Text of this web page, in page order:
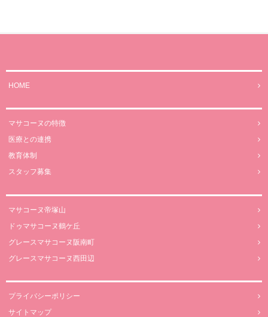
HOME
マサコーヌの特徴
医療との連携
教育体制
スタッフ募集
マサコーヌ帝塚山
ドゥマサコーヌ鶴ケ丘
グレースマサコーヌ阪南町
グレースマサコーヌ西田辺
プライバシーポリシー
サイトマップ